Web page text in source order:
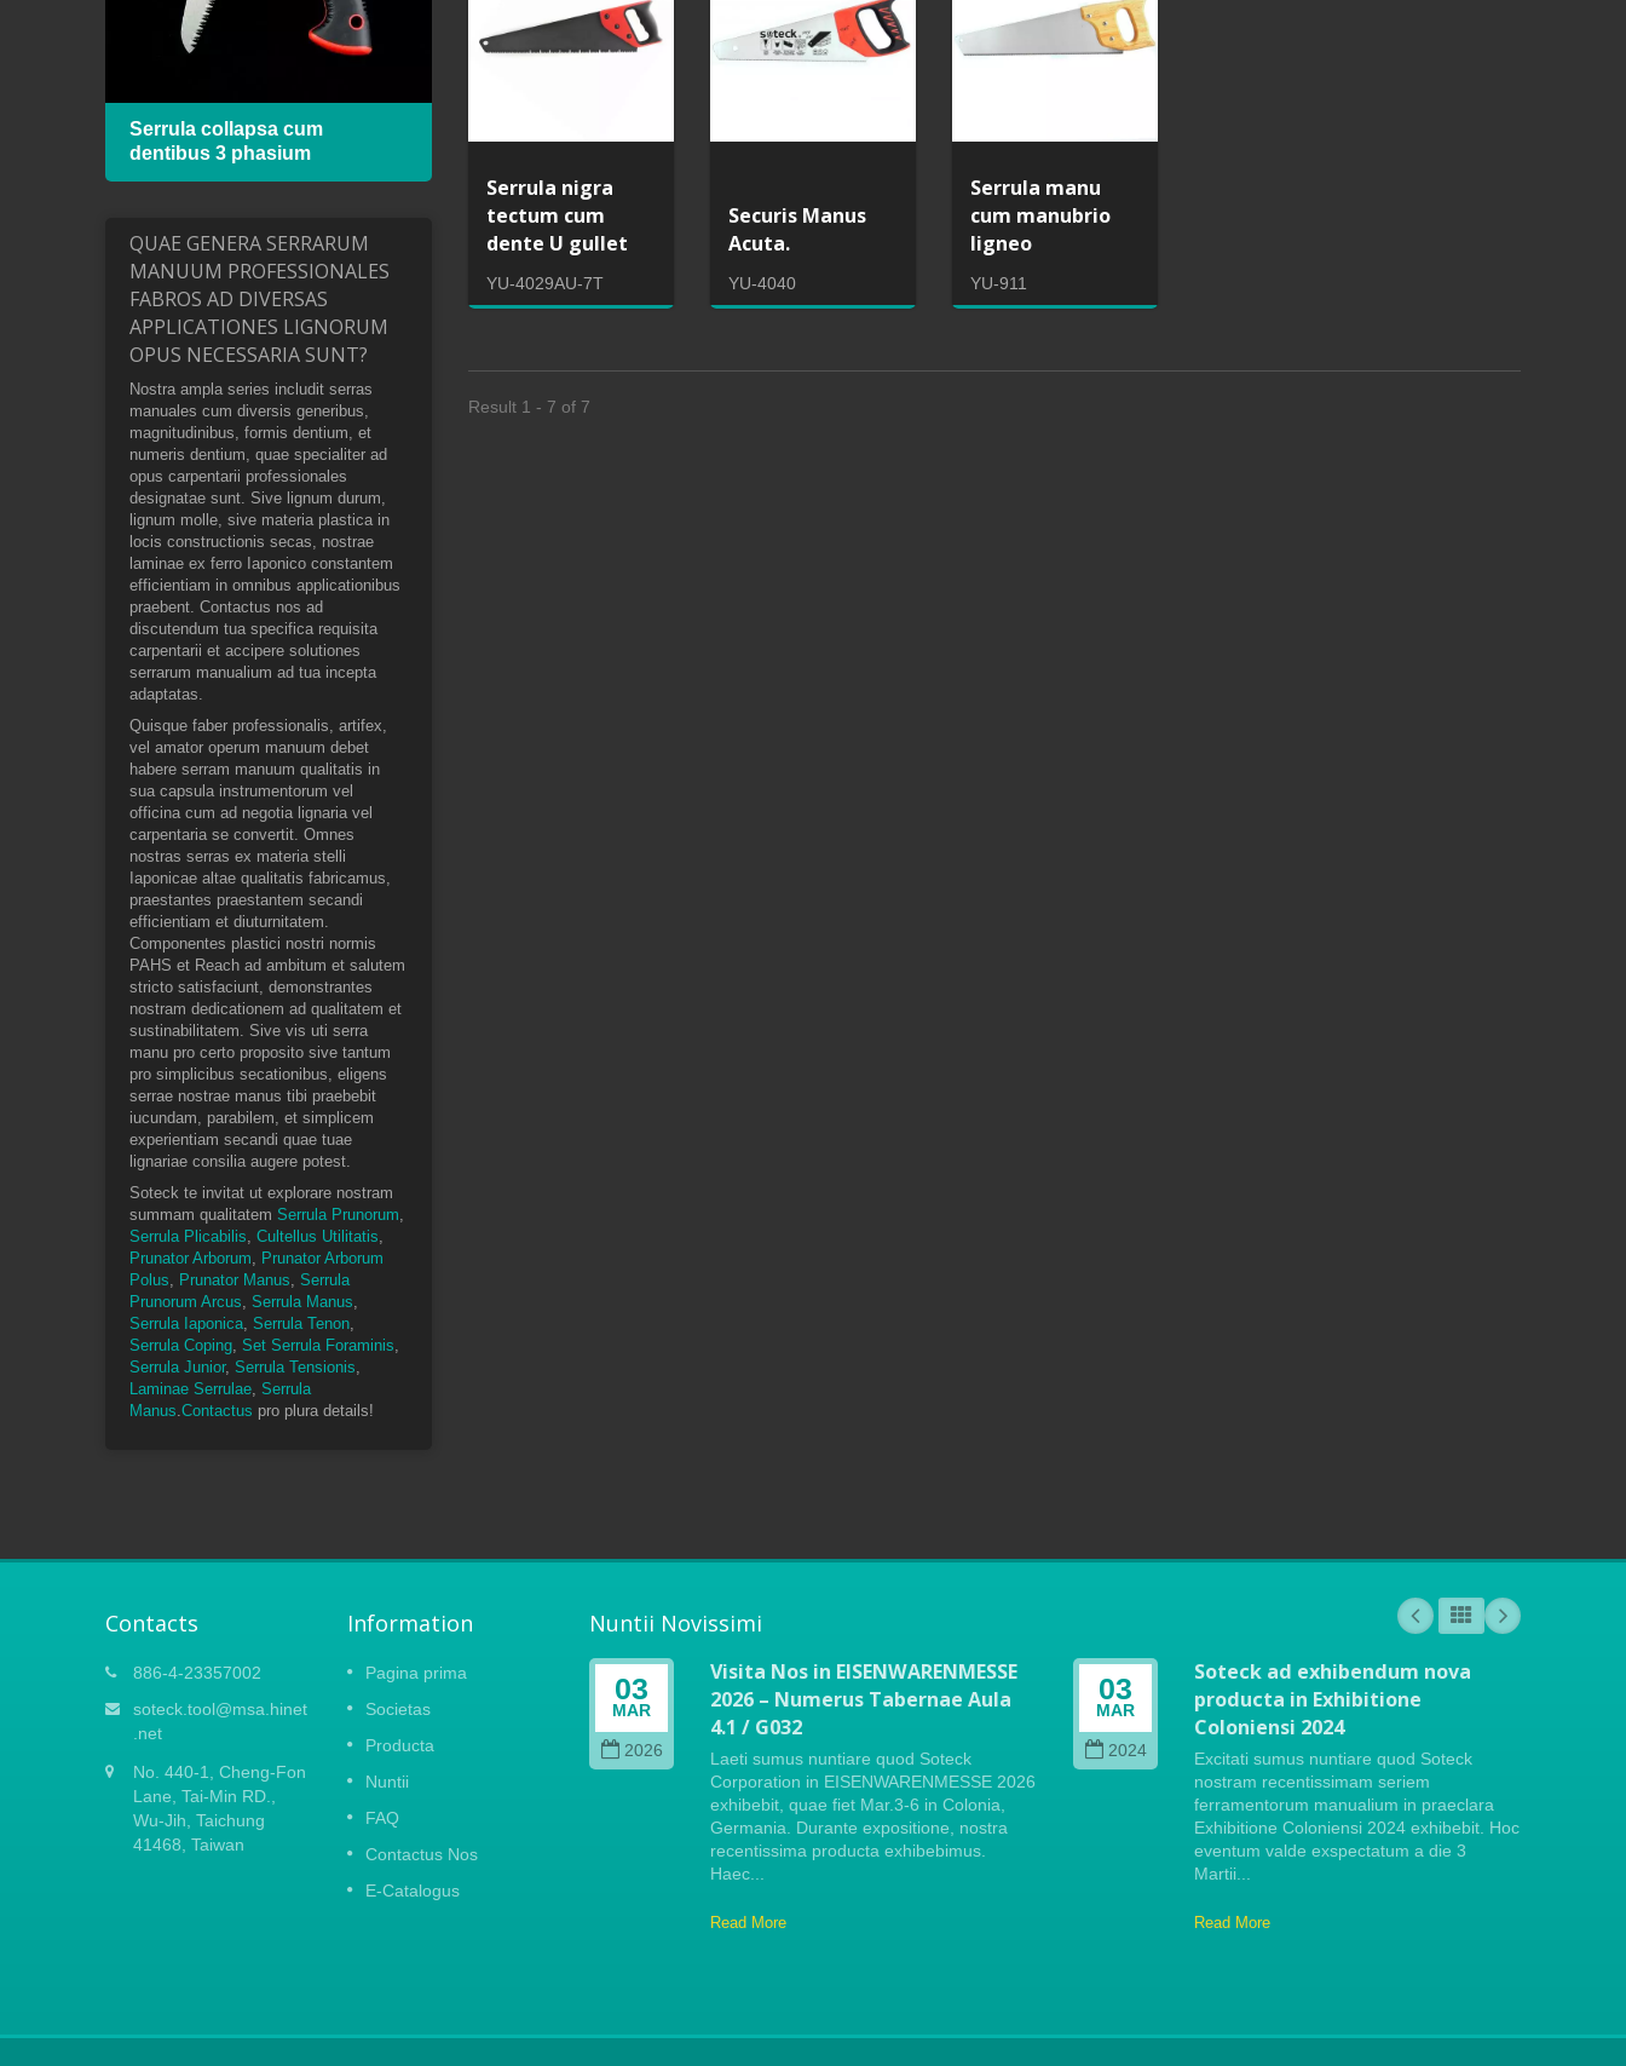
Serrula collapsa cum
dentibus 3 phasium
QUAE GENERA SERRARUM
MANUUM PROFESSIONALES
FABROS AD DIVERSAS
APPLICATIONES LIGNORUM
OPUS NECESSARIA SUNT?
Nostra ampla series includit serras
manuales cum diversis generibus,
magnitudinibus, formis dentium, et
numeris dentium, quae specialiter ad
opus carpentarii professionales
designatae sunt. Sive lignum durum,
lignum molle, sive materia plastica in
locis constructionis secas, nostrae
laminae ex ferro Iaponico constantem
efficientiam in omnibus applicationibus
praebent. Contactus nos ad
discutendum tua specifica requisita
carpentarii et accipere solutiones
serrarum manualium ad tua incepta
adaptatas.
Quisque faber professionalis, artifex,
vel amator operum manuum debet
habere serram manuum qualitatis in
sua capsula instrumentorum vel
officina cum ad negotia lignaria vel
carpentaria se convertit. Omnes
nostras serras ex materia stelli
Iaponicae altae qualitatis fabricamus,
praestantes praestantem secandi
efficientiam et diuturnitatem.
Componentes plastici nostri normis
PAHS et Reach ad ambitum et salutem
stricto satisfaciunt, demonstrantes
nostram dedicationem ad qualitatem et
sustinabilitatem. Sive vis uti serra
manu pro certo proposito sive tantum
pro simplicibus secationibus, eligens
serrae nostrae manus tibi praebebit
iucundam, parabilem, et simplicem
experientiam secandi quae tuae
lignariae consilia augere potest.
Soteck te invitat ut explorare nostram
summam qualitatem Serrula Prunorum,
Serrula Plicabilis, Cultellus Utilitatis,
Prunator Arborum, Prunator Arborum
Polus, Prunator Manus, Serrula
Prunorum Arcus, Serrula Manus,
Serrula Iaponica, Serrula Tenon,
Serrula Coping, Set Serrula Foraminis,
Serrula Junior, Serrula Tensionis,
Laminae Serrulae, Serrula
Manus.Contactus pro plura details!
Serrula nigra
tectum cum
dente U gullet
YU-4029AU-7T
Securis Manus
Acuta.
YU-4040
Serrula manu
cum manubrio
ligneo
YU-911
Result 1 - 7 of 7
Contacts
886-4-23357002
soteck.tool@msa.hinet
.net
No. 440-1, Cheng-Fon
Lane, Tai-Min RD.,
Wu-Jih, Taichung
41468, Taiwan
Information
Pagina prima
Societas
Producta
Nuntii
FAQ
Contactus Nos
E-Catalogus
Nuntii Novissimi
15
APR
Ver Caxton Fair 2021
Quia nova coronavirus eruptio in Sina,
tempora suspendere. Dolor est dicere tibi
nos non adesse Canton Fair 2022. Ut
nox obscura coronavirus celeriter...
Read More
03
MAR
2026
Visita Nos in EISENWARENMESSE
2026 – Numerus Tabernae Aula
4.1 / G032
Laeti sumus nuntiare quod Soteck
Corporation in EISENWARENMESSE 2026
exhibebit, quae fiet Mar.3-6 in Colonia,
Germania. Durante expositione, nostra
recentissima producta exhibebimus.
Haec...
Read More
03
MAR
2024
Soteck ad exhibendum nova
producta in Exhibitione
Coloniensi 2024
Excitati sumus nuntiare quod Soteck
nostram recentissimam seriem
ferramentorum manualium in praeclara
Exhibitione Coloniensi 2024 exhibebit. Hoc
eventum valde exspectatum a die 3
Martii...
Read More